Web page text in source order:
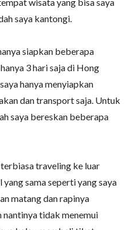
saya kantongi.
siapkan beberapa
3 hari saja di Hong
hanya menyiapkan
dan transport saja. Untuk
saya bereskan beberapa
traveling ke luar
sama seperti yang saya
matang dan rapinya
nantinya tidak menemui